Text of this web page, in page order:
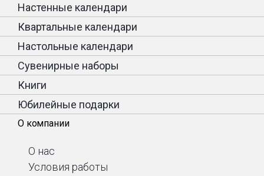
Настенные календари
Квартальные календари
Настольные календари
Сувенирные наборы
Книги
Юбилейные подарки
О компании
О нас
Условия работы